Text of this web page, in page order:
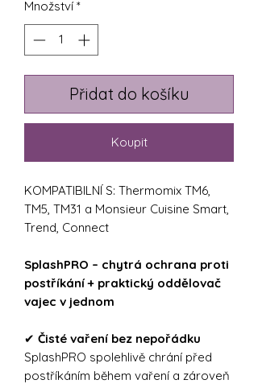
Množství *
Přidat do košíku
Koupit
KOMPATIBILNÍ S: Thermomix TM6,
TM5, TM31 a Monsieur Cuisine Smart,
Trend, Connect
SplashPRO – chytrá ochrana proti
postříkání + praktický oddělovač
vajec v jednom
✔ Čisté vaření bez nepořádku
SplashPRO spolehlivě chrání před
postříkáním během vaření a zároveň